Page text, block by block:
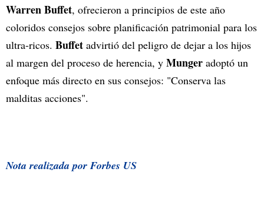
Warren Buffet, ofrecieron a principios de este año
coloridos consejos sobre planificación patrimonial para los
ultra-ricos. Buffet advirtió del peligro de dejar a los hijos
al margen del proceso de herencia, y Munger adoptó un
enfoque más directo en sus consejos: "Conserva las
malditas acciones".
Nota realizada por Forbes US